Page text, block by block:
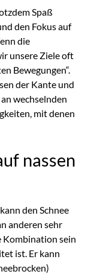
Spaß
den Fokus auf
die
unsere Ziele oft
Bewegungen“.
der Kante und
wechselnden
mit denen
nassen
den Schnee
anderen sehr
Kombination sein
ist. Er kann